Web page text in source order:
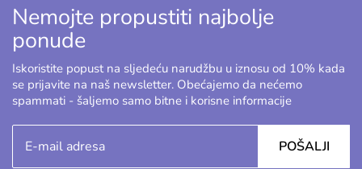
Nemojte propustiti najbolje
ponude
Iskoristite popust na sljedeću narudžbu u iznosu od 10% kada
se prijavite na naš newsletter. Obećajemo da nećemo
spammati - šaljemo samo bitne i korisne informacije
POŠALJI